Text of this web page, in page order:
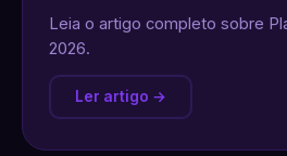
Leia o artigo completo sobre
2026.
Ler artigo →